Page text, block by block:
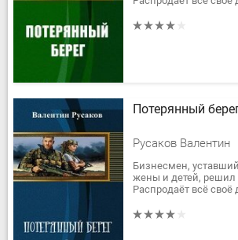
глухой тайге... И тут
Потерянный
Русаков Валентин
Бизнесмен,
жены и детей, решил
Распродаёт всё своё
глухой Тайге… И тут